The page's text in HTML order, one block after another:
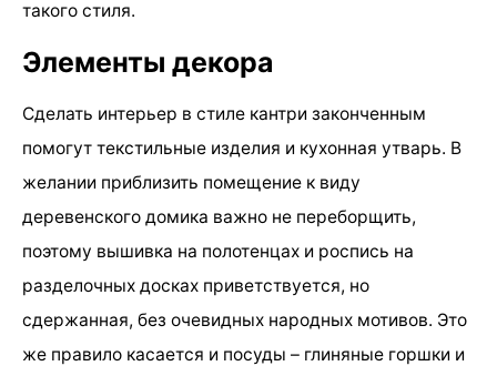
такого стиля.
Элементы декора
Сделать интерьер в стиле кантри законченным
помогут текстильные изделия и кухонная утварь. В
желании приблизить помещение к виду
деревенского домика важно не переборщить,
поэтому вышивка на полотенцах и роспись на
разделочных досках приветствуется, но
сдержанная, без очевидных народных мотивов. Это
же правило касается и посуды – глиняные горшки и